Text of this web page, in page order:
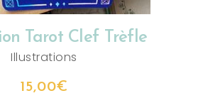
Tarot Clef Trèfle
Illustrations
15,00€